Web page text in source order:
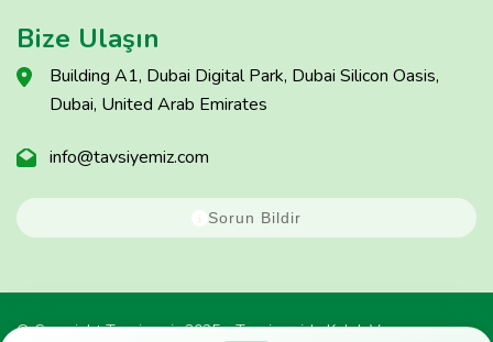
Bize Ulaşın
Building A1, Dubai Digital Park, Dubai Silicon Oasis,
Dubai, United Arab Emirates
info@tavsiyemiz.com
Sorun Bildir
© Copyright Tavsiyemiz 2025 - Tavsiyemiz'e Kulak Ver